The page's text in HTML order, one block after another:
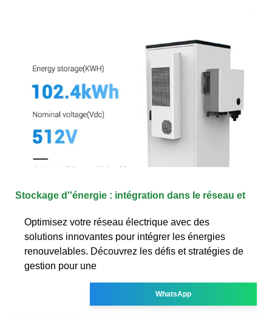
Stockage d''énergie : intégration dans le réseau et
Optimisez votre réseau électrique avec des
solutions innovantes pour intégrer les énergies
renouvelables. Découvrez les défis et stratégies de
gestion pour une
WhatsApp